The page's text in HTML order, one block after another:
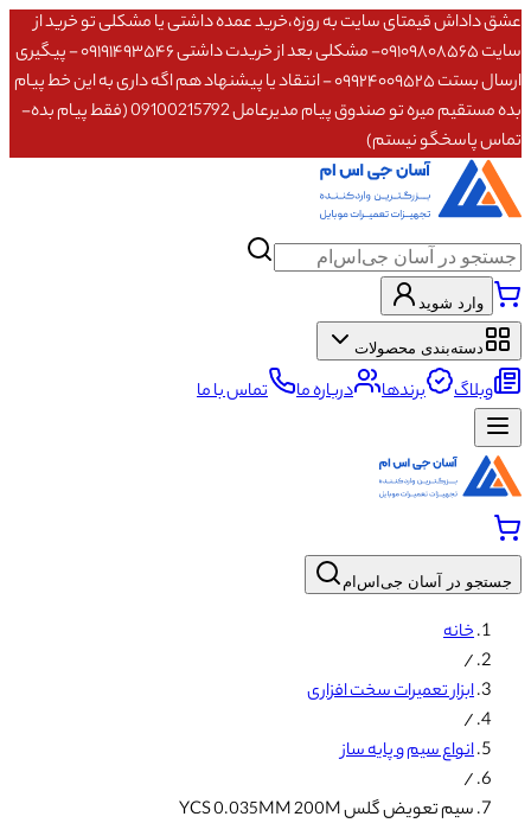
عشق داداش قیمتای سایت به روزه،خرید عمده داشتی یا مشکلی تو خرید از
سایت ۰۹۱۰۹۸۰۸۵۶۵- مشکلی بعد از خریدت داشتی ۰۹۱۹۱۴۹۳۵۴۶ - پیگیری
ارسال بستت ۰۹۹۲۴۰۰۹۵۲۵ - انتقاد یا پیشنهاد هم اگه داری به این خط پیام
بده مستقیم میره تو صندوق پیام مدیرعامل 09100215792 (فقط پیام بده-
تماس پاسخگو نیستم)
وارد شوید
دسته‌بندی محصولات
وبلاگ برندها درباره ما تماس با ما
جستجو در آسان جی‌اس‌ام
خانه
/
ابزار تعمیرات سخت افزاری
/
انواع سیم و پایه ساز
/
سیم تعویض گلس YCS 0.035MM 200M